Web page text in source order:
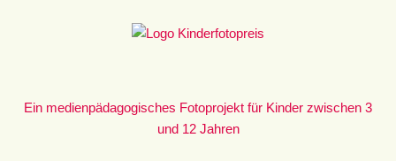
Ein medienpädagogisches Fotoprojekt für Kinder zwischen 3
und 12 Jahren